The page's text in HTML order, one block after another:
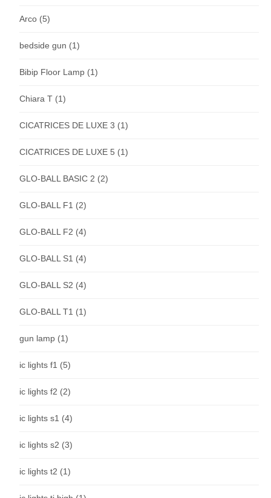
Arco (5)
bedside gun (1)
Bibip Floor Lamp (1)
Chiara T (1)
CICATRICES DE LUXE 3 (1)
CICATRICES DE LUXE 5 (1)
GLO-BALL BASIC 2 (2)
GLO-BALL F1 (2)
GLO-BALL F2 (4)
GLO-BALL S1 (4)
GLO-BALL S2 (4)
GLO-BALL T1 (1)
gun lamp (1)
ic lights f1 (5)
ic lights f2 (2)
ic lights s1 (4)
ic lights s2 (3)
ic lights t2 (1)